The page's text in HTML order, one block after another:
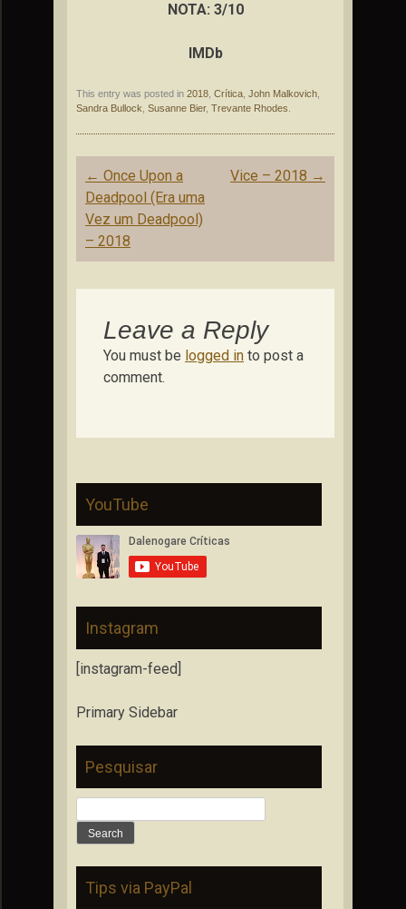
NOTA: 3/10
IMDb
This entry was posted in 2018 Crítica John Malkovich
Sandra Bullock Susanne Bier, Trevante Rhodes
Post
navigation
← Once Upon a
Deadpool (Era uma
Vez um Deadpool)
– 2018
Vice – 2018 →
Leave a Reply
You must be logged in to post a
comment.
YouTube
Instagram
[instagram-feed]
Primary Sidebar
Pesquisar
for:
Tips via PayPal